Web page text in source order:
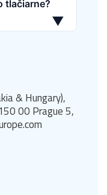
tlačiarne?
▼
& Hungary),
00 Prague 5,